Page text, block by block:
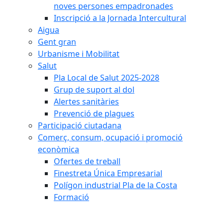
noves persones empadronades
Inscripció a la Jornada Intercultural
Aigua
Gent gran
Urbanisme i Mobilitat
Salut
Pla Local de Salut 2025-2028
Grup de suport al dol
Alertes sanitàries
Prevenció de plagues
Participació ciutadana
Comerç, consum, ocupació i promoció
econòmica
Ofertes de treball
Finestreta Única Empresarial
Polígon industrial Pla de la Costa
Formació